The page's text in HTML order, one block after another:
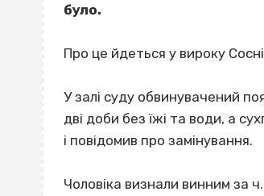
було.
Про це йдеться у вироку
У залі суду обвинувачений
дві доби без їжі та води, а
і повідомив про замінування.
Чоловіка визнали винним за